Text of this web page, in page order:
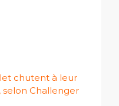
chutent à leur
selon Challenger